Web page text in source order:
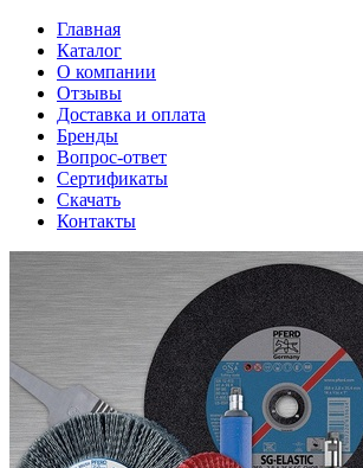
Главная
Каталог
О компании
Отзывы
Доставка и оплата
Бренды
Вопрос-ответ
Сертификаты
Скачать
Контакты